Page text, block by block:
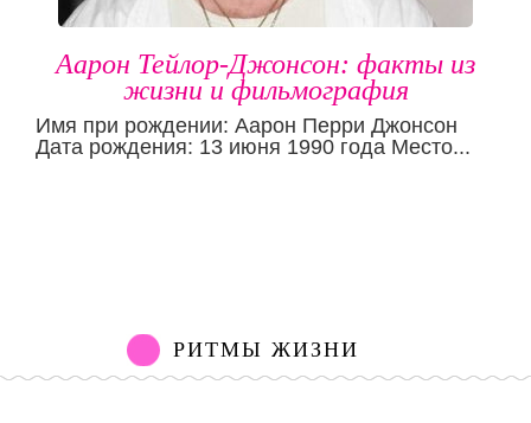
Аарон Тейлор-Джонсон: факты из
жизни и фильмография
Имя при рождении: Аарон Перри Джонсон
Дата рождения: 13 июня 1990 года Место...
РИТМЫ ЖИЗНИ